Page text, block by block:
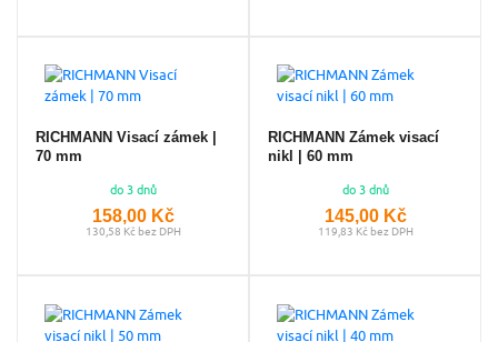
RICHMANN Visací zámek |
70 mm
do 3 dnů
158,00 Kč
130,58 Kč bez DPH
RICHMANN Zámek visací
nikl | 60 mm
do 3 dnů
145,00 Kč
119,83 Kč bez DPH